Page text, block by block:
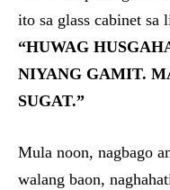
ito sa glass cabinet sa
“HUWAG
NIYANG GAMIT.
SUGAT.”
Mula noon, nagbago
walang baon,